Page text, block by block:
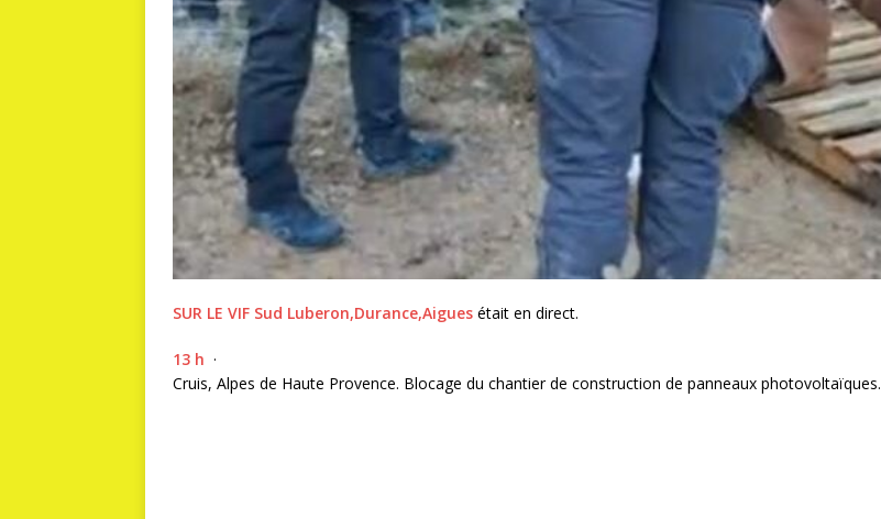
SUR LE VIF Sud Luberon,Durance,Aigues était en direct.
13 h ·
Cruis, Alpes de Haute Provence. Blocage du chantier de construction de panneaux photovoltaïques.